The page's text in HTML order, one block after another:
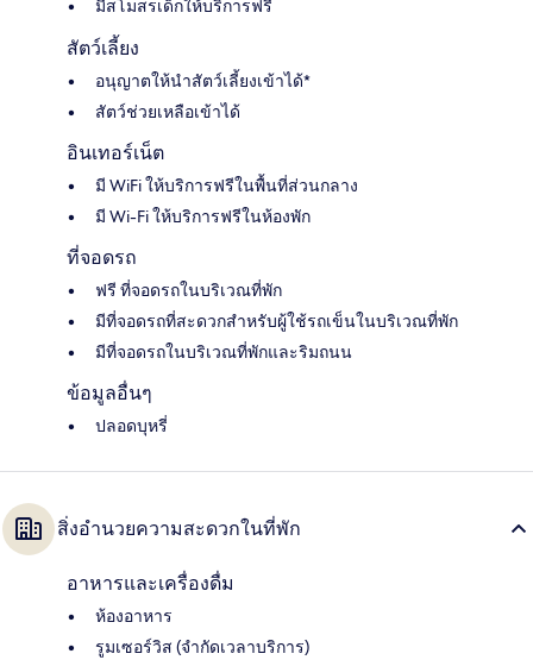
มีสโมสรเด็กให้บริการฟรี
สัตว์เลี้ยง
อนุญาตให้นำสัตว์เลี้ยงเข้าได้*
สัตว์ช่วยเหลือเข้าได้
อินเทอร์เน็ต
มี WiFi ให้บริการฟรีในพื้นที่ส่วนกลาง
มี Wi-Fi ให้บริการฟรีในห้องพัก
ที่จอดรถ
ฟรี ที่จอดรถในบริเวณที่พัก
มีที่จอดรถที่สะดวกสำหรับผู้ใช้รถเข็นในบริเวณที่พัก
มีที่จอดรถในบริเวณที่พักและริมถนน
ข้อมูลอื่นๆ
ปลอดบุหรี่
สิ่งอำนวยความสะดวกในที่พัก
อาหารและเครื่องดื่ม
ห้องอาหาร
รูมเซอร์วิส (จำกัดเวลาบริการ)